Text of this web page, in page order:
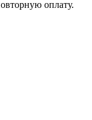
оплату.